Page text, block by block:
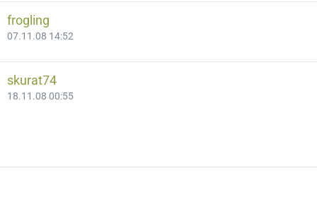
frogling
07.11.08 14:52
skurat74
18.11.08 00:55